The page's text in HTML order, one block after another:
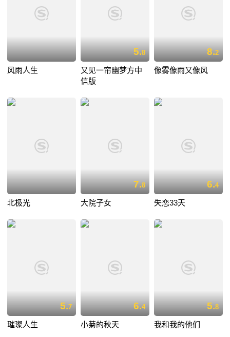
风雨人生
5.8
又见一帘幽梦方中
信版
8.2
像雾像雨又像风
北极光
7.8
大院子女
6.4
失恋33天
5.7
璀璨人生
6.4
小菊的秋天
5.8
我和我的他们